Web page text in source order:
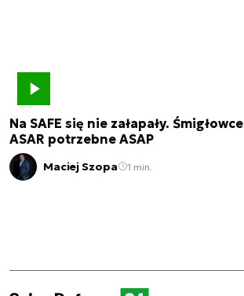
Na SAFE się nie załapały. Śmigłowce
ASAR potrzebne ASAP
Maciej Szopa 1 min.